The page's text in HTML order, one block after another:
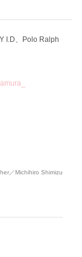
I.D、Polo Ralph
／Michihiro Shimizu